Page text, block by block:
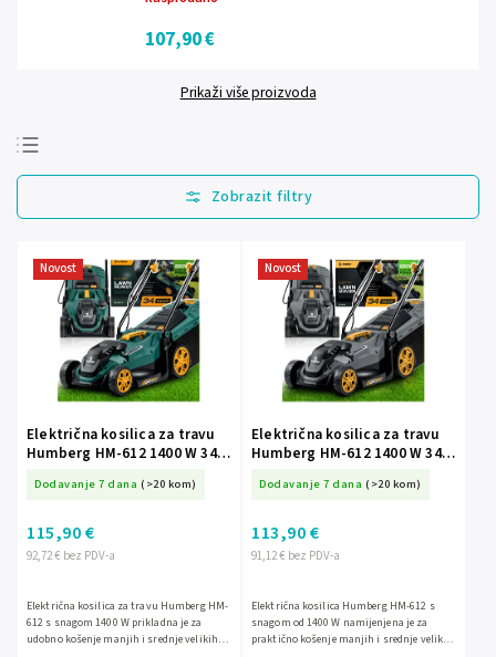
107,90 €
Prikaži više proizvoda
Najprodavanije
Najjeftinije
Abecedno
Novost
Električna kosilica za travu
Humberg HM-612 1400 W 34
J-561201
Dodavanje 7 dana (>20 kom)
92,72 € bez PDV-a
115,90 €
Električna kosilica za travu Humberg HM-
612 s snagom 1400 W prikladna je za
udobno košenje manjih i srednje velikih
Novost
Električna kosilica za travu
Humberg HM-612 1400 W 34
30 l J-561200
Dodavanje 7 dana (>20 kom)
91,12 € bez PDV-a
113,90 €
Električna kosilica Humberg HM-612 s
snagom od 1400 W namijenjena je za
praktično košenje manjih i srednje velikih